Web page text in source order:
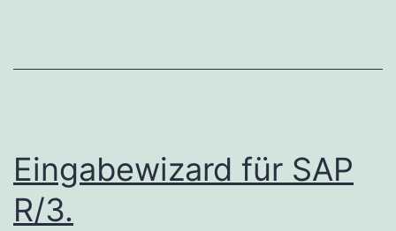
Eingabewizard für SAP
R/3.